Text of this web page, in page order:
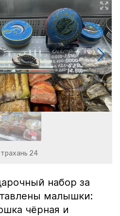
24
набор за
малышки:
чёрная и